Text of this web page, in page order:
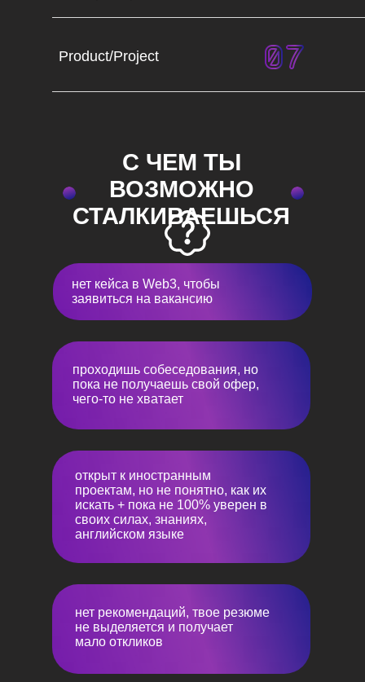
Product/Project
С ЧЕМ ТЫ
ВОЗМОЖНО
СТАЛКИВАЕШЬСЯ
нет кейса в Web3, чтобы
заявиться на вакансию
проходишь собеседования, но
пока не получаешь свой офер,
чего-то не хватает
открыт к иностранным
проектам, но не понятно, как их
искать + пока не 100% уверен в
своих силах, знаниях,
английском языке
нет рекомендаций, твое резюме
не выделяется и получает
мало откликов
ПРОГРАММА
КАРЬЕРНОГО
БУТКЭМПА
SKILLS
Что такое веб3/блокчейн? какие здесь бывают
проекты? (не только для разработчиков).
рынок вакансий и зарплат в веб3.
почему мы говорим про веб3 сейчас? куда
идет рынок?
Какие веб3 скилы развивать.
1-й день